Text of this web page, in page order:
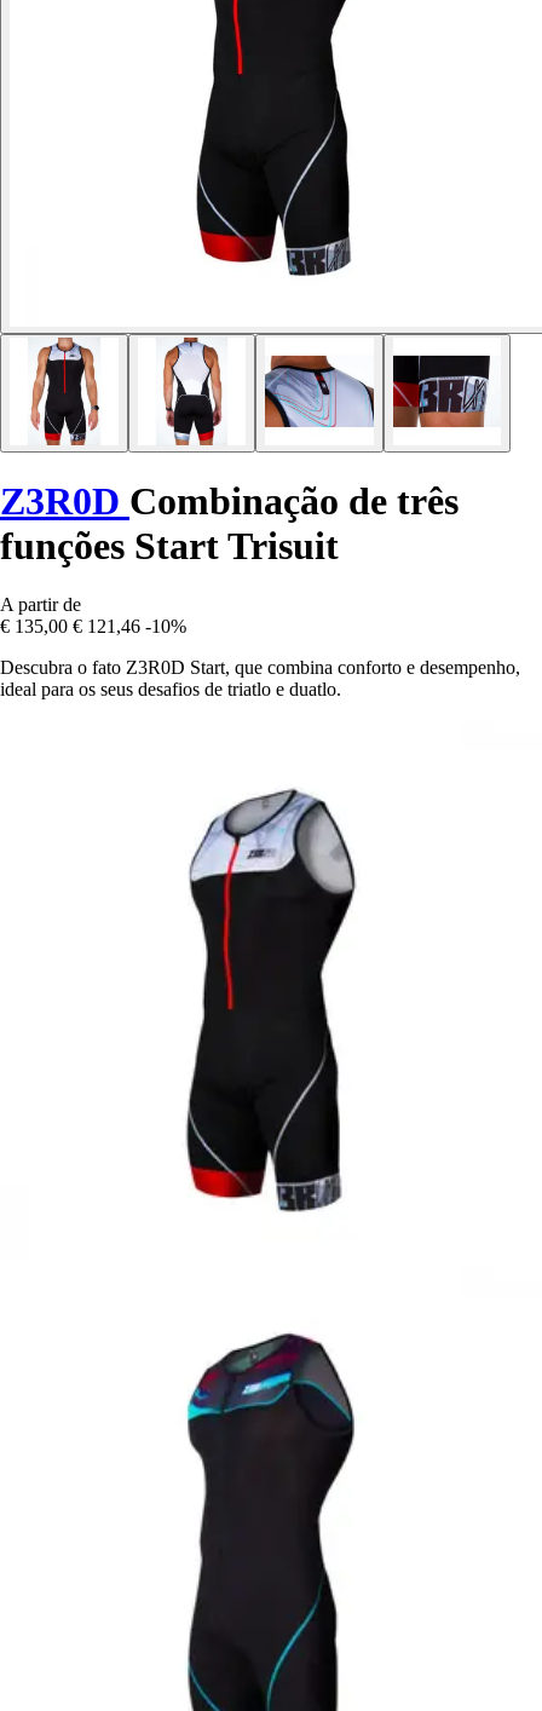
Z3R0D Combinação de três
funções Start Trisuit
A partir de
€ 135,00 € 121,46 -10%
Descubra o fato Z3R0D Start, que combina conforto e desempenho,
ideal para os seus desafios de triatlo e duatlo.